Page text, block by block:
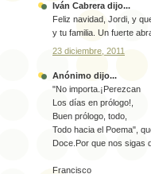
Iván Cabrera dijo...
Feliz navidad, Jordi, y
y tu familia. Un fuerte
23 diciembre, 2011
Anónimo dijo...
"No importa.¡Perezcan
Los días en prólogo!,
Buen prólogo, todo,
Todo hacia el Poema",
Doce.Por que nos sigas
Francisco